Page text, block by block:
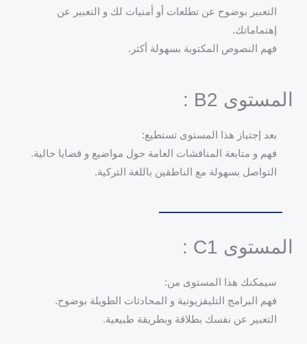
التعبير بوضوح عن تطلعات أو أمنيات لك و التعبير عن
إهتماماتك.
فهم النصوص المكتوبة بسهولة أكثر.
المستوى B2 :
بعد إجتياز هذا المستوى تستطيع:
فهم و متابعة المناقشات العامة حول مواضيع و قضايا حالية.
التواصل بسهولة مع الناطقين باللغة التركية.
المستوى C1 :
سيمكنك هذا المستوى من:
فهم البرامج التليفزيونية و المحادثات الطويلة بوضوح.
التعبير عن نفسك بطلاقة وبطريقة طبيعية.